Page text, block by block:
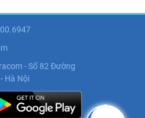
- Số 82 Đường
Hà Nội